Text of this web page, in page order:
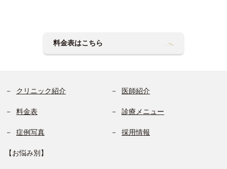
料金表はこちら
クリニック紹介 医師紹介
料金表 診療メニュー
症例写真 採用情報
【お悩み別】